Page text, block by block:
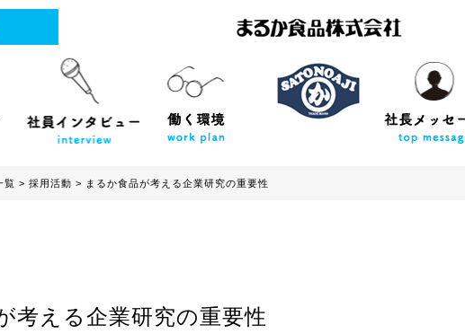
覧 > 採用活動 > まるか食品が考える企業研究の重要性
考える企業研究の重要性